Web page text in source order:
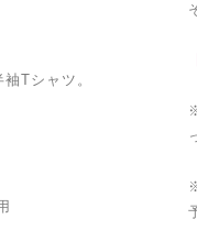
Tシャツ。